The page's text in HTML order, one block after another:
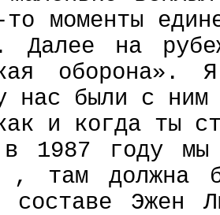
то моменты
Далее на
нас были с ним
и когда ты
1987 году мы
, там должна
составе Эжен